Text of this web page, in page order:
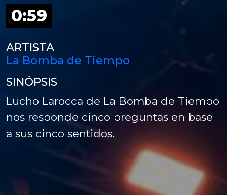
0:59
ARTISTA
La Bomba de Tiempo
SINÓPSIS
Lucho Larocca de La Bomba de Tiempo
nos responde cinco preguntas en base
a sus cinco sentidos.